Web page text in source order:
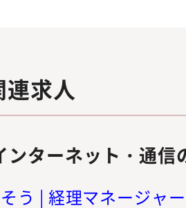
求人
ンターネット・通信
う | 経理マネージャ